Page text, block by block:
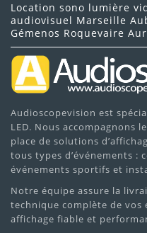
Location sono lumière
audiovisuel Marseille
Gémenos Roquevaire
Audioscopevision est
LED. Nous accompagnons
place de solutions
tous types d’événements :
événements sportifs et
Notre équipe assure la
technique complète de vos
affichage fiable et